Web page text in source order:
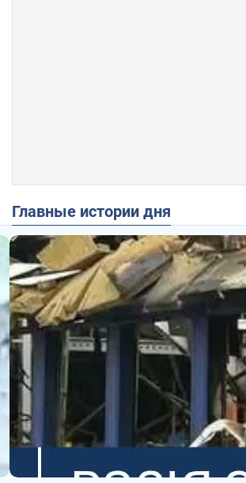
Главные истории дня